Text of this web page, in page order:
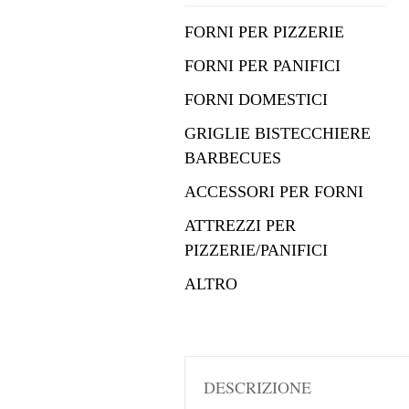
FORNI PER PIZZERIE
FORNI PER PANIFICI
FORNI DOMESTICI
GRIGLIE BISTECCHIERE
BARBECUES
ACCESSORI PER FORNI
ATTREZZI PER
PIZZERIE/PANIFICI
ALTRO
DESCRIZIONE